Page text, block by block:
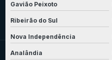
Gavião Peixoto
Ribeirão do Sul
Nova Independência
Analândia